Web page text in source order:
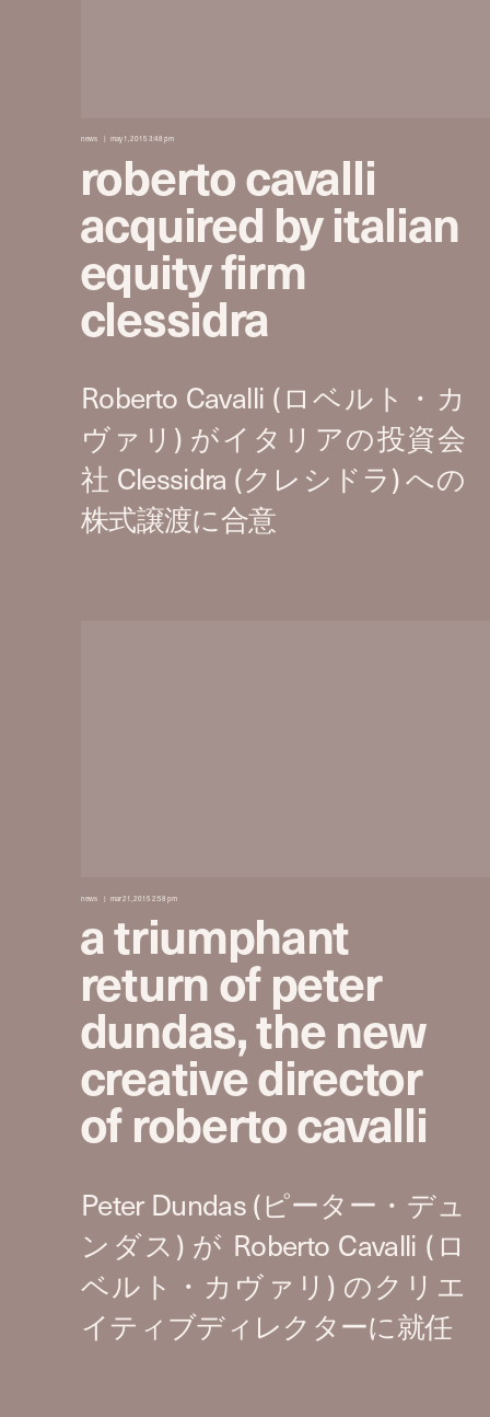
news may 1, 2015 3:48 pm
roberto cavalli
acquired by italian
equity firm
clessidra
news mar 21, 2015 2:58 pm
a triumphant
return of peter
dundas, the new
creative director
of roberto cavalli